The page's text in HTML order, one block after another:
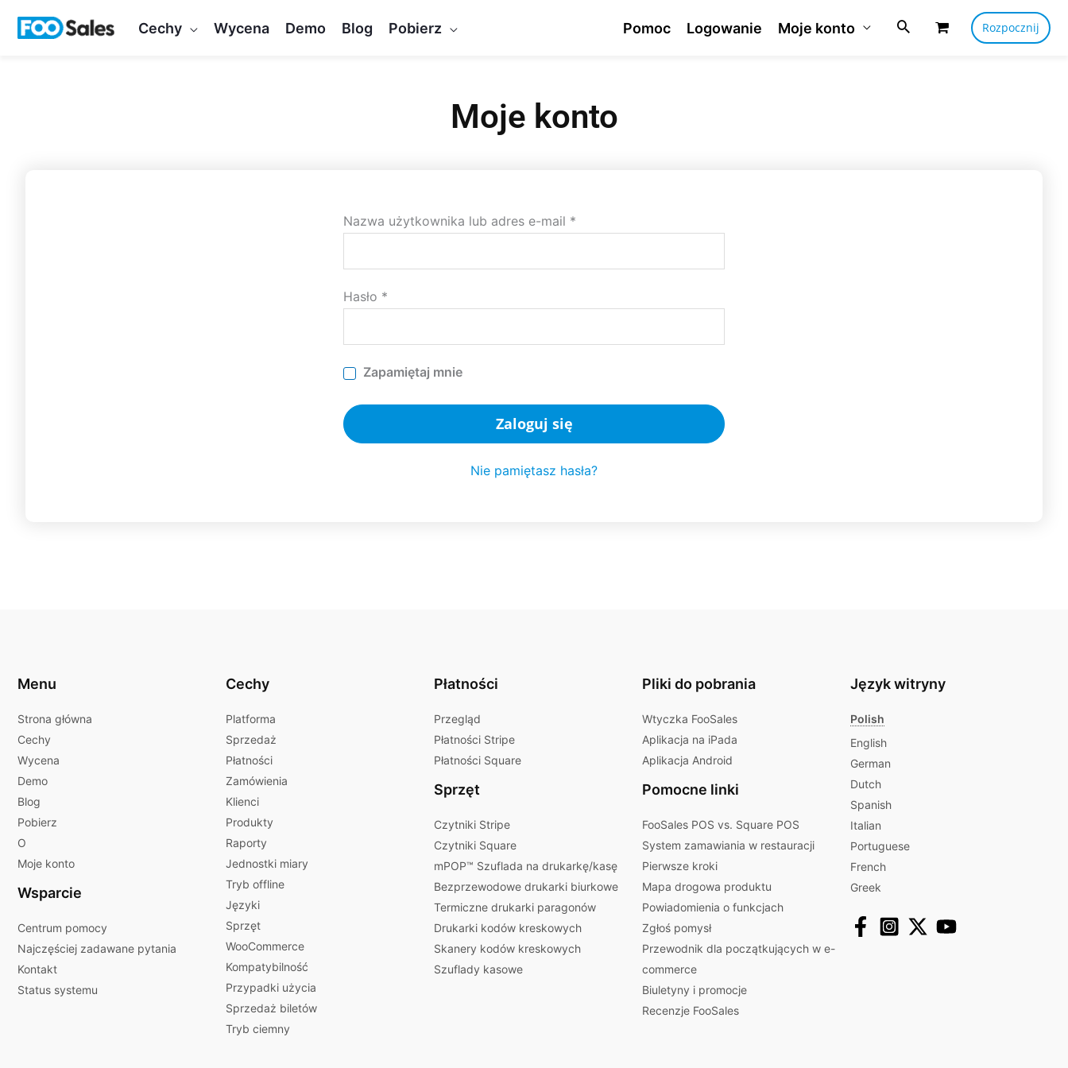
Cechy Wycena Demo Blog Pobierz Pomoc Logowanie Moje konto Rozpocznij
Moje konto
Nazwa użytkownika lub adres e-mail *
Hasło *
Zapamiętaj mnie
Zaloguj się
Nie pamiętasz hasła?
Menu
Strona główna
Cechy
Wycena
Demo
Blog
Pobierz
O
Moje konto
Wsparcie
Centrum pomocy
Najczęściej zadawane pytania
Kontakt
Status systemu
Cechy
Platforma
Sprzedaż
Płatności
Zamówienia
Klienci
Produkty
Raporty
Jednostki miary
Tryb offline
Języki
Sprzęt
WooCommerce
Kompatybilność
Przypadki użycia
Sprzedaż biletów
Tryb ciemny
Płatności
Przegląd
Płatności Stripe
Płatności Square
Sprzęt
Czytniki Stripe
Czytniki Square
mPOP™ Szuflada na drukarkę/kasę
Bezprzewodowe drukarki biurkowe
Termiczne drukarki paragonów
Drukarki kodów kreskowych
Skanery kodów kreskowych
Szuflady kasowe
Pliki do pobrania
Wtyczka FooSales
Aplikacja na iPada
Aplikacja Android
Pomocne linki
FooSales POS vs. Square POS
System zamawiania w restauracji
Pierwsze kroki
Mapa drogowa produktu
Powiadomienia o funkcjach
Zgłoś pomysł
Przewodnik dla początkujących w e-
commerce
Biuletyny i promocje
Recenzje FooSales
Język witryny
Polish
English
German
Dutch
Spanish
Italian
Portuguese
French
Greek